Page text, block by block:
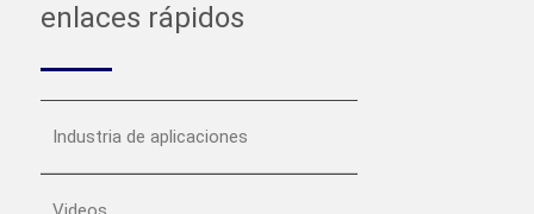
enlaces rápidos
Industria de aplicaciones